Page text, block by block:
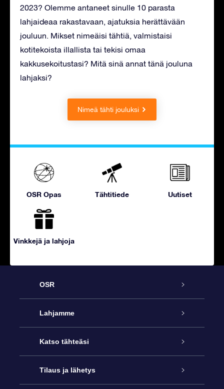
2023? Olemme antaneet sinulle 10 parasta
lahjaideaa rakastavaan, ajatuksia herättävään
jouluun. Mikset nimeäisi tähtiä, valmistaisi
kotitekoista illallista tai tekisi omaa
kakkusekoitustasi? Mitä sinä annat tänä jouluna
lahjaksi?
Nimeä tähti jouluksi
OSR Opas Tähtitiede Uutiset
Vinkkejä ja lahjoja
OSR
Palvelu
Ota meihin yhteyttä
Blogi
Lahjamme
Online Star -lahja
OSR-lahjapakkaus
Katso tähteäsi
Star Register
Tilaus ja lähetys